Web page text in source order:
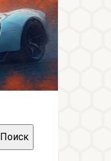
Поиск